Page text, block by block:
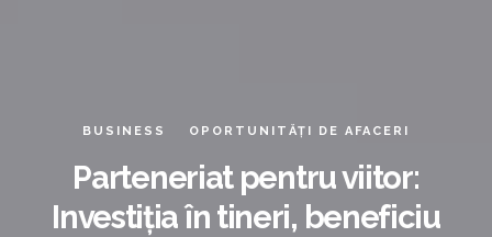
BUSINESS OPORTUNITĂȚI DE AFACERI
Parteneriat pentru viitor:
Investiția în tineri, beneficiu